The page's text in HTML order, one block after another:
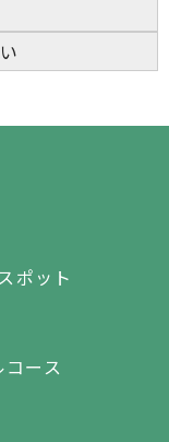
ポット
コース